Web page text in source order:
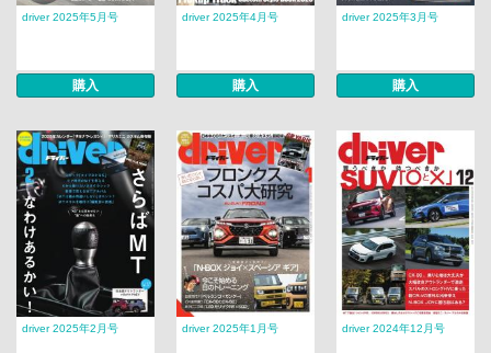
driver 2025年5月号
購入
driver 2025年4月号
購入
driver 2025年3月号
購入
driver 2025年2月号 driver 2025年1月号 driver 2024年12月号